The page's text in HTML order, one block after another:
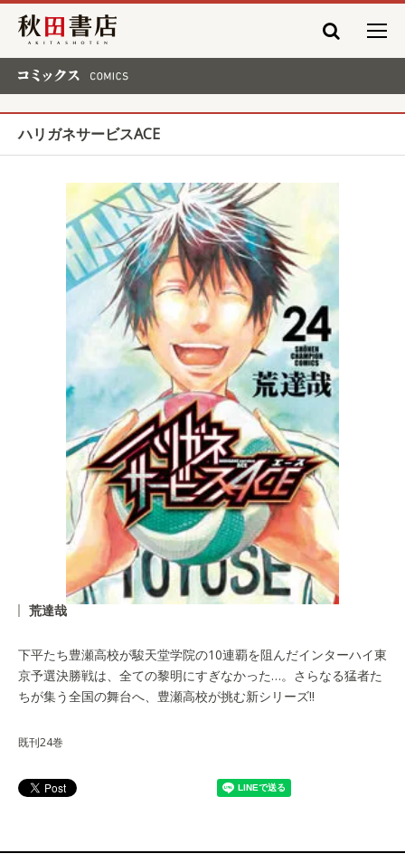
秋田書店
ハリガネサービスACE
荒達哉
下平たち豊瀬高校が駿天堂学院の10連覇を阻んだインターハイ東
京予選決勝戦は、全ての黎明にすぎなかった…。さらなる猛者た
ちが集う全国の舞台へ、豊瀬高校が挑む新シリーズ!!
既刊24巻